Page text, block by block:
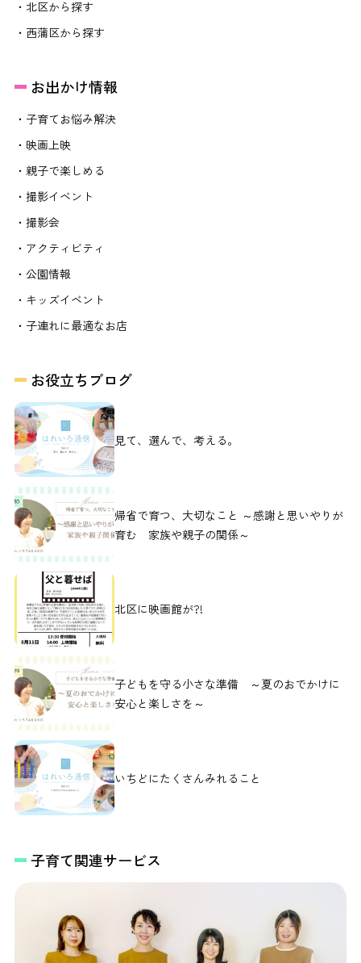
・北区から探す
・西蒲区から探す
お出かけ情報
・子育てお悩み解決
・映画上映
・親子で楽しめる
・撮影イベント
・撮影会
・アクティビティ
・公園情報
・キッズイベント
・子連れに最適なお店
お役立ちブログ
見て、選んで、考える。
帰省で育つ、大切なこと ～感謝と思いやりが
育む 家族や親子の関係～
北区に映画館が?!
子どもを守る小さな準備 ～夏のおでかけに
安心と楽しさを～
いちどにたくさんみれること
子育て関連サービス